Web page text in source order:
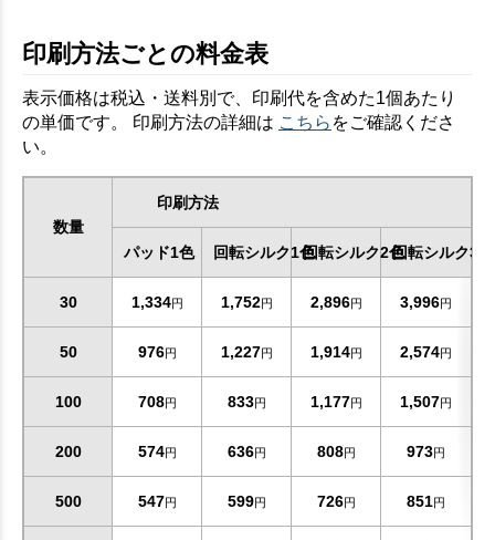
印刷方法ごとの料金表
表示価格は税込・送料別で、印刷代を含めた1個あたり
の単価です。 印刷方法の詳細は こちら をご確認くださ
い。
数量
印刷方法
パッド1色 回転シルク1色回転シルク2色回転シルク3色
30 1,334円 1,752円 2,896円 3,996円
50 976円 1,227円 1,914円 2,574円
100 708円 833円 1,177円 1,507円
200 574円 636円 808円 973円
500 547円 599円 726円 851円